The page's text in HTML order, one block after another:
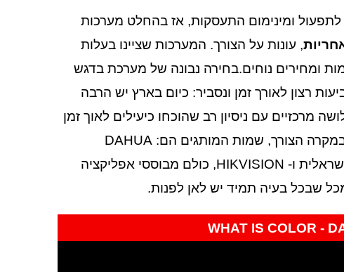
ומינימום התעסקות, אז בהחלט מערכות
, עונות על הצורך. המערכות שציינו בעלות
ומחירים נוחים.בחירה נבונה של מערכת בדגש
רצון לאורך זמן ונסביר: כיום בארץ יש הרבה
עם ניסיון רב שהוכחו כיעילים לאוך זמן
הן מבחינת איכות המוצרים והן מבחינת אחריות ושירות במקרה הצורך, שמות המותגים הם: DAHUA
העולמית שנחשבת למותג המוביל מכולם, Provision הישראלית ו- HIKVISION, כולם מבוססי אפליקציה
שבכל בעיה תמיד יש לאן לפנות.